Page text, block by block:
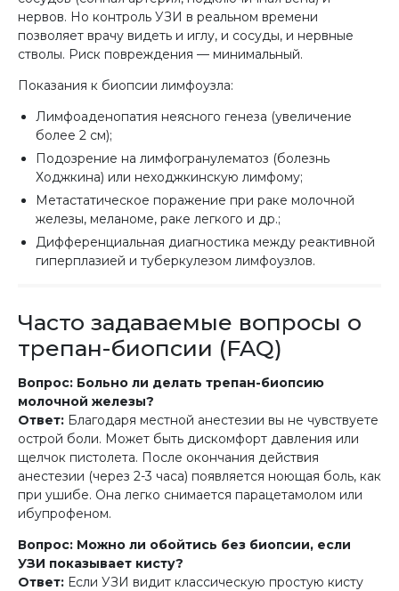
нервов. Но контроль УЗИ в реальном времени
позволяет врачу видеть и иглу, и сосуды, и нервные
стволы. Риск повреждения — минимальный.
Показания к биопсии лимфоузла:
Лимфоаденопатия неясного генеза (увеличение
более 2 см);
Подозрение на лимфогранулематоз (болезнь
Ходжкина) или неходжкинскую лимфому;
Метастатическое поражение при раке молочной
железы, меланоме, раке легкого и др.;
Дифференциальная диагностика между реактивной
гиперплазией и туберкулезом лимфоузлов.
Часто задаваемые вопросы о
трепан-биопсии (FAQ)
Вопрос: Больно ли делать трепан-биопсию
молочной железы?
Ответ: Благодаря местной анестезии вы не чувствуете
острой боли. Может быть дискомфорт давления или
щелчок пистолета. После окончания действия
анестезии (через 2-3 часа) появляется ноющая боль, как
при ушибе. Она легко снимается парацетамолом или
ибупрофеном.
Вопрос: Можно ли обойтись без биопсии, если
УЗИ показывает кисту?
Ответ: Если УЗИ видит классическую простую кисту